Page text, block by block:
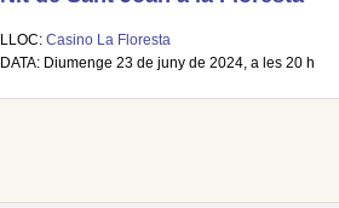
LLOC: Casino La Floresta
DATA: Diumenge 23 de juny de 2024, a les 20 h